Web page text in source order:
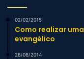
02/02/2015
Como realizar
evangélico
28/08/2014